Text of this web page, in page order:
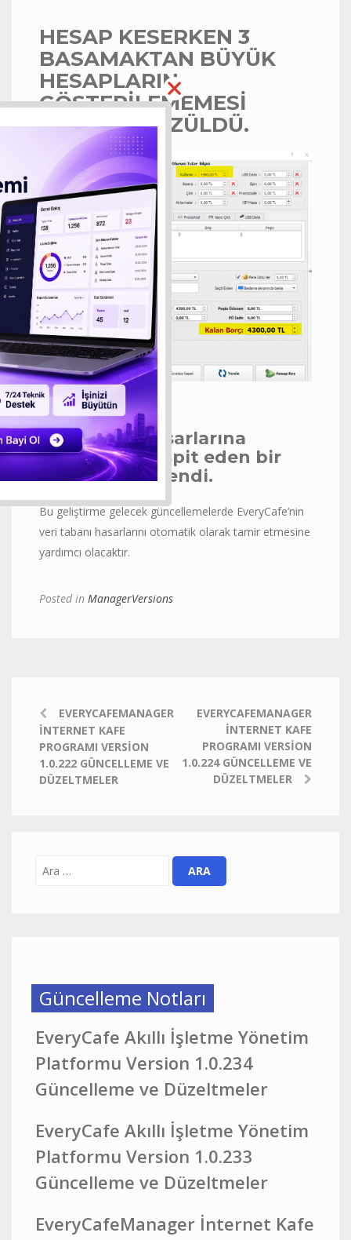
HESAP KESERKEN 3
BASAMAKTAN BÜYÜK
HESAPLARIN
GÖSTERİLEMEMESİ
SORUNU ÇÖZÜLDÜ.
Veritabanı hasarlarına
hasarlarını tespit eden bir
geliştirme eklendi.
Bu geliştirme gelecek güncellemelerde EveryCafe’nin
veri tabanı hasarlarını otomatik olarak tamir etmesine
yardımcı olacaktır.
Posted in ManagerVersions
EVERYCAFEMANAGER
İNTERNET KAFE
PROGRAMI VERSION
1.0.222 GÜNCELLEME VE
DÜZELTMELER
EVERYCAFEMANAGER
İNTERNET KAFE
PROGRAMI VERSION
1.0.224 GÜNCELLEME VE
DÜZELTMELER
Güncelleme Notları
EveryCafe Akıllı İşletme Yönetim
Platformu Version 1.0.234
Güncelleme ve Düzeltmeler
EveryCafe Akıllı İşletme Yönetim
Platformu Version 1.0.233
Güncelleme ve Düzeltmeler
EveryCafeManager İnternet Kafe